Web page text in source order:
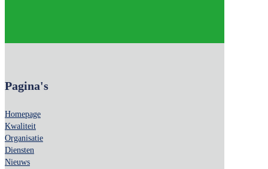
Pagina's
Homepage
Kwaliteit
Organisatie
Diensten
Nieuws